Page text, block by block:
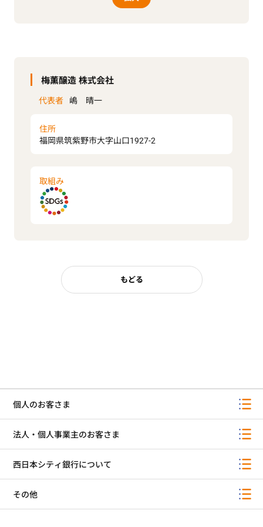
梅薫醸造 株式会社
代表者 嶋 晴一
住所
福岡県筑紫野市大字山口1927-2
取組み
もどる
個人のお客さま
法人・個人事業主のお客さま
西日本シティ銀行について
その他